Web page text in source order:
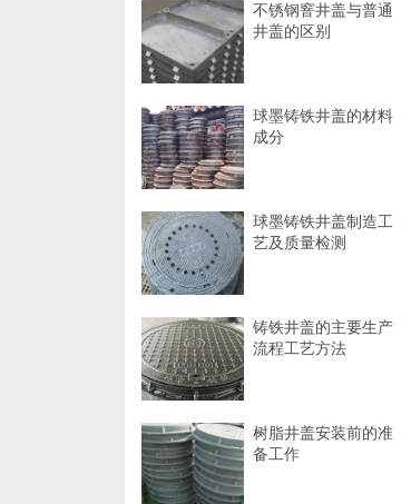
不锈钢窨井盖与普通
井盖的区别
球墨铸铁井盖的材料
成分
球墨铸铁井盖制造工
艺及质量检测
铸铁井盖的主要生产
流程工艺方法
树脂井盖安装前的准
备工作